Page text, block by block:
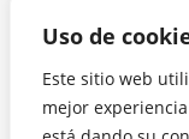
Uso de
Este sitio web
mejor